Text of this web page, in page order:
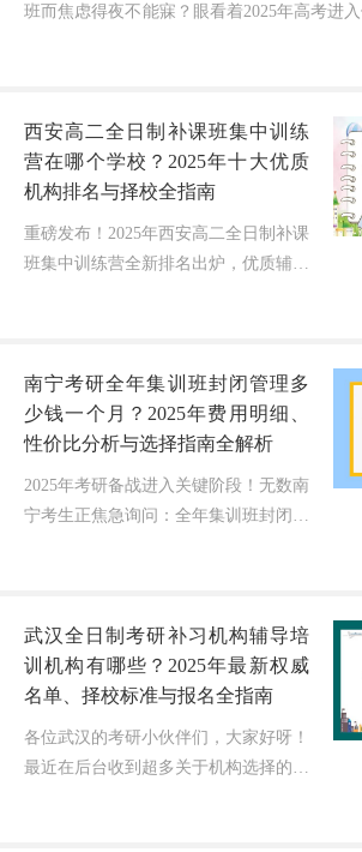
班而焦虑得夜不能寐？眼看着2025年高考进
宣传信息铺天盖地——到底淄博高考全日制
西安高二全日制补课班集中训练
营在哪个学校？2025年十大优质
机构排名与择校全指南
重磅发布！2025年西安高二全日制补课
班集中训练营全新排名出炉，优质辅导
南宁考研全年集训班封闭管理多
少钱一个月？2025年费用明细、
性价比分析与选择指南全解析
2025年考研备战进入关键阶段！无数南
宁考生正焦急询问：全年集训班封闭管
武汉全日制考研补习机构辅导培
训机构有哪些？2025年最新权威
名单、择校标准与报名全指南
各位武汉的考研小伙伴们，大家好呀！
最近在后台收到超多关于机构选择的咨